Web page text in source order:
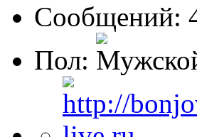
Сообщений:
Пол: